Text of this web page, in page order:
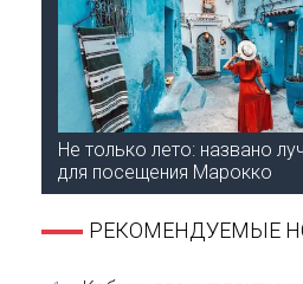
Не только лето: названо
для посещения Марокко
РЕКОМЕНДУЕМЫЕ